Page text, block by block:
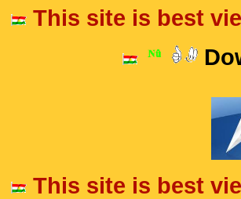
This site is best
This site is best